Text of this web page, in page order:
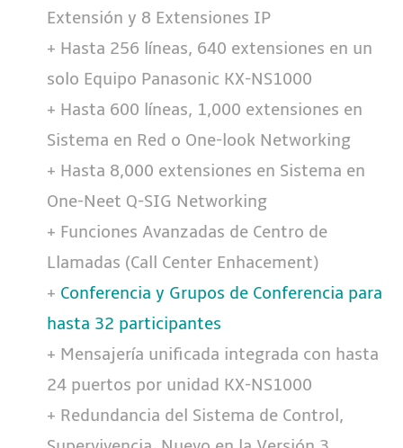
Extensión y 8 Extensiones IP
+ Hasta 256 líneas, 640 extensiones en un
solo Equipo Panasonic KX-NS1000
+ Hasta 600 líneas, 1,000 extensiones en
Sistema en Red o One-look Networking
+ Hasta 8,000 extensiones en Sistema en
One-Neet Q-SIG Networking
+ Funciones Avanzadas de Centro de
Llamadas (Call Center Enhacement)
+ Conferencia y Grupos de Conferencia para
hasta 32 participantes
+ Mensajería unificada integrada con hasta
24 puertos por unidad KX-NS1000
+ Redundancia del Sistema de Control,